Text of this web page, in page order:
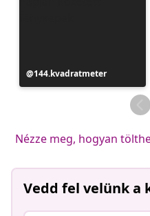
Bejegyzés
közzétevője
144.kvadratmeter
Nézze meg, hogyan
Vedd fel velünk a